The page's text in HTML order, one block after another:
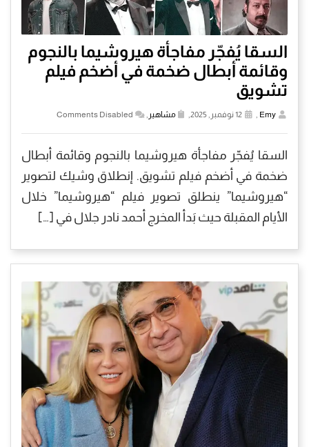
السقا يُفجّر مفاجأة هيروشيما بالنجوم
وقائمة أبطال ضخمة في أضخم فيلم
تشويق
Emy مشاهير Comments Disabled
السقا يُفجّر مفاجأة هيروشيما بالنجوم وقائمة أبطال
ضخمة في أضخم فيلم تشويق. إنطلاق وشيك لتصوير
“هيروشيما” ينطلق تصوير فيلم “هيروشيما” خلال
الأيام المقبلة حيث بَدأ المخرج أحمد نادر جلال في […]